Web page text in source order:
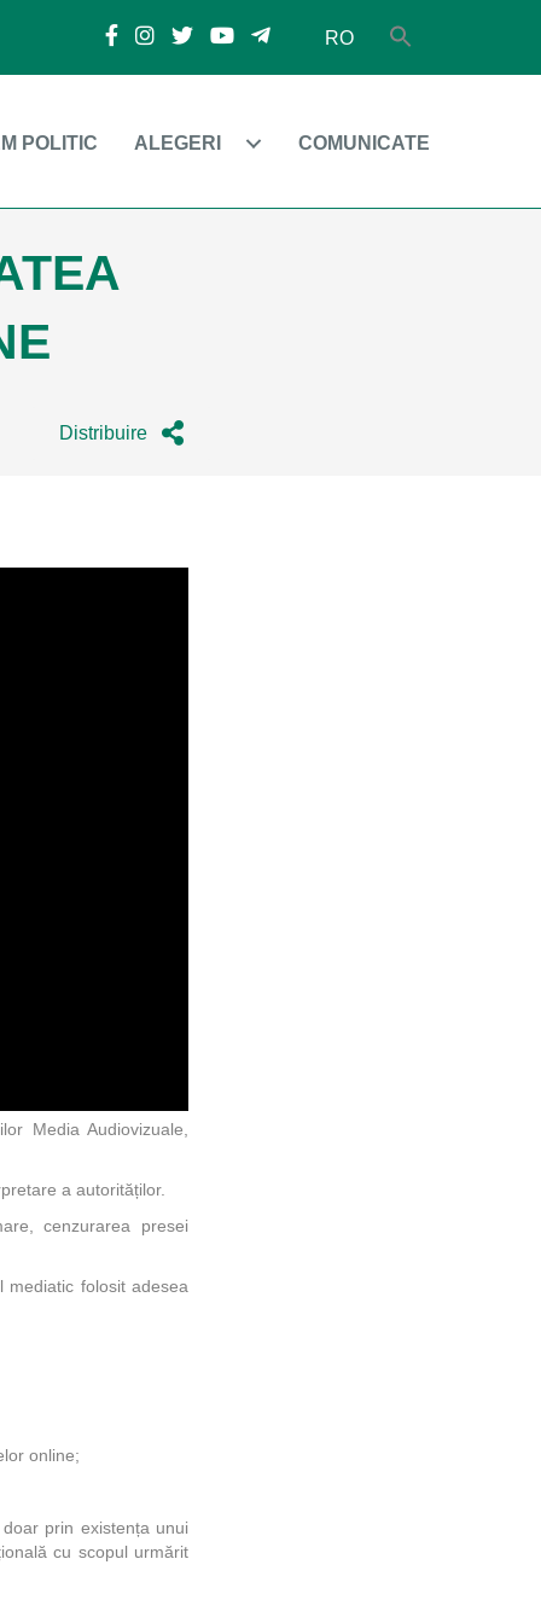
RO
POLITIC ALEGERI COMUNICATE
Distribuire
Media Audiovizuale,
a autorităților.
cenzurarea presei
mediatic folosit adesea
online;
prin existența unui
cu scopul urmărit